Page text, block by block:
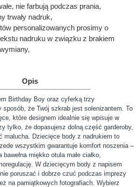
nie farbują podczas prania,
trwały nadruk,
personalizowanych prosimy o
nadruku w związku z brakiem
Opis
Birthday Boy oraz cyferką trzy
sposób, że Twój szkrab jest solenizantem. To
które designem idealnie się wpisuje w
tylko, że dopasujesz dolną część garderoby,
malucha. Dziecięce body z nadrukiem to
wszystkim gwarantuje komfort noszenia –
miękko otula małe ciałko,
W dziecięcym body z napisem
poruszać i dobrze czuć podczas imprezy
na pamiątkowych fotografiach. Wybierz